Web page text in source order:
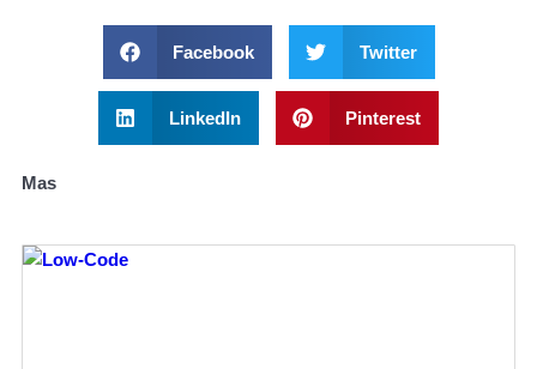
Facebook Twitter
LinkedIn Pinterest
Mas